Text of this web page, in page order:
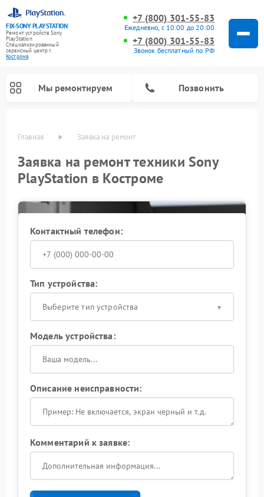
FIX-SONY PLAYSTATION
Ремонт устройств Sony
PlayStation
Специализированный
cервисный центр г.
Кострома
+7 (800) 301-55-83
Ежедневно, с 10:00 до 20:00
+7 (800) 301-55-83
Звонок бесплатный по РФ
Мы ремонтируем Позвонить
Главная Заявка на ремонт
Заявка на ремонт техники Sony
PlayStation в Костроме
Контактный телефон:
Тип устройства:
Выберите тип устройства
Модель устройства:
Описание неисправности:
Комментарий к заявке: